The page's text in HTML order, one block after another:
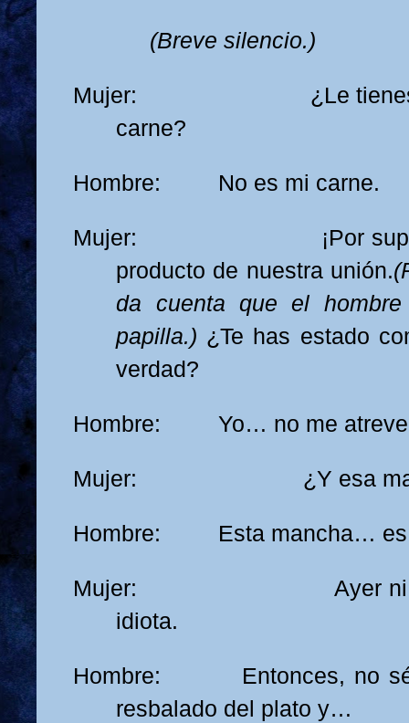
(Breve silencio.)
Mujer: ¿Le tienes
carne?
Hombre: No es mi carne.
Mujer: ¡Por
producto de nuestra unión.
da cuenta que el
papilla.) ¿Te has estado
verdad?
Hombre: Yo… no me
Mujer: ¿Y esa
Hombre: Esta mancha… es
Mujer: Ayer ni
idiota.
Hombre: Entonces, no
resbalado del plato y…